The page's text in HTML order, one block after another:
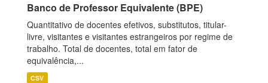
Banco de Professor Equivalente (BPE)
Quantitativo de docentes efetivos, substitutos, titular-
livre, visitantes e visitantes estrangeiros por regime de
trabalho. Total de docentes, total em fator de
equivalência,...
CSV